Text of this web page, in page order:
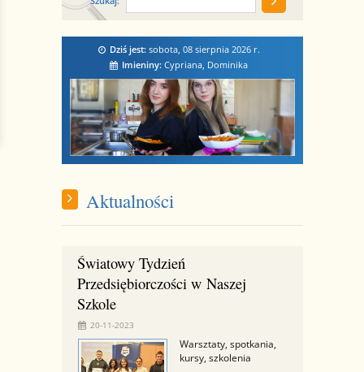
Dziś jest: sobota, 08 sierpnia 2026r.
Imieniny: Cypriana, Dominika
Aktualności
Światowy Tydzień
Przedsiębiorczości w Naszej
Szkole
20-11-2023
Warsztaty, spotkania,
kursy, szkolenia